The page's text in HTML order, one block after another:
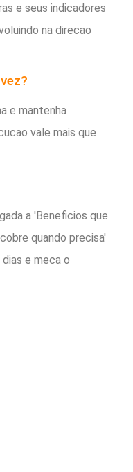
e seus indicadores
na direcao
e mantenha
vale mais que
a 'Beneficios que
quando precisa'
e meca o